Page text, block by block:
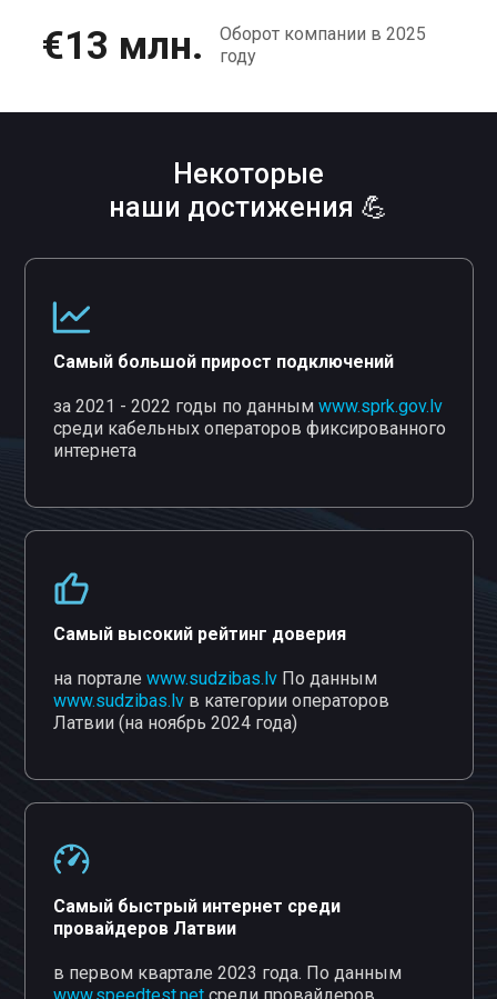
€13 млн.
Оборот компании в 2025
году
Некоторые
наши достижения 💪
Самый большой прирост подключений
за 2021 - 2022 годы по данным www.sprk.gov.lv
среди кабельных операторов фиксированного
интернета
Самый высокий рейтинг доверия
на портале www.sudzibas.lvПо данным
www.sudzibas.lvв категории операторов
Латвии (на ноябрь 2024 года)
Самый быстрый интернет среди
провайдеров Латвии
в первом квартале 2023 года. По данным